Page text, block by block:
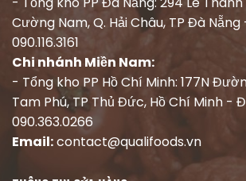
Cường Nam, Q. Hải Châu, TP Đà
090.116.3161
Chi nhánh Miền Nam:
- Tổng kho PP Hồ Chí Minh: 177N
Tam Phú, TP Thủ Đức, Hồ Chí Minh -
090.363.0266
Email:contact@qualifoods.vn